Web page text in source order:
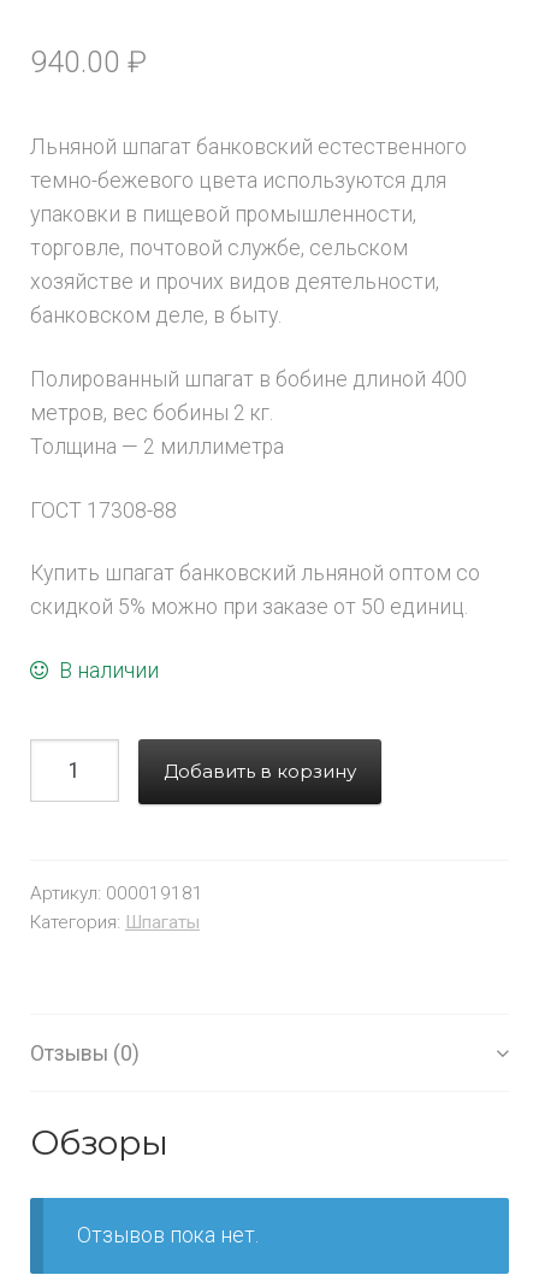
940.00 ₽
Льняной шпагат банковский естественного
темно-бежевого цвета используются для
упаковки в пищевой промышленности,
торговле, почтовой службе, сельском
хозяйстве и прочих видов деятельности,
банковском деле, в быту.
Полированный шпагат в бобине длиной 400
метров, вес бобины 2 кг.
Толщина — 2 миллиметра
ГОСТ 17308-88
Купить шпагат банковский льняной оптом со
скидкой 5% можно при заказе от 50 единиц.
В наличии
Добавить в корзину
Артикул: 000019181
Категория: Шпагаты
Отзывы (0)
Обзоры
Отзывов пока нет.